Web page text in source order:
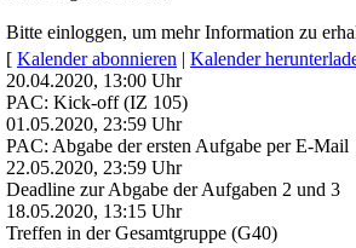
Bitte einloggen, um mehr Information zu
[ Kalender abonnieren | Kalender
20.04.2020, 13:00 Uhr
PAC: Kick-off (IZ 105)
01.05.2020, 23:59 Uhr
PAC: Abgabe der ersten Aufgabe per E-Mail
22.05.2020, 23:59 Uhr
Deadline zur Abgabe der Aufgaben 2 und 3
18.05.2020, 13:15 Uhr
Treffen in der Gesamtgruppe (G40)